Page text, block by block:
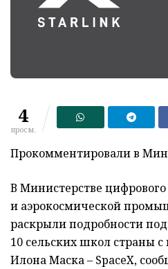
4
просм.
Прокомментировали в
В Министерстве
и аэрокосмической
раскрыли подробности
10 сельских школ страны
Илона Маска – SpaceX,